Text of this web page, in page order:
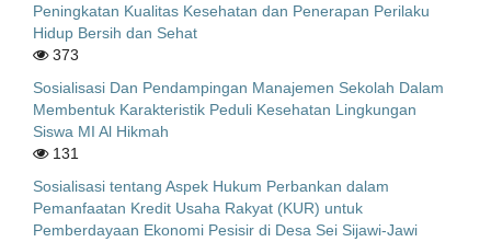
Peningkatan Kualitas Kesehatan dan Penerapan Perilaku
Hidup Bersih dan Sehat
373
Sosialisasi Dan Pendampingan Manajemen Sekolah Dalam
Membentuk Karakteristik Peduli Kesehatan Lingkungan
Siswa MI Al Hikmah
131
Sosialisasi tentang Aspek Hukum Perbankan dalam
Pemanfaatan Kredit Usaha Rakyat (KUR) untuk
Pemberdayaan Ekonomi Pesisir di Desa Sei Sijawi-Jawi